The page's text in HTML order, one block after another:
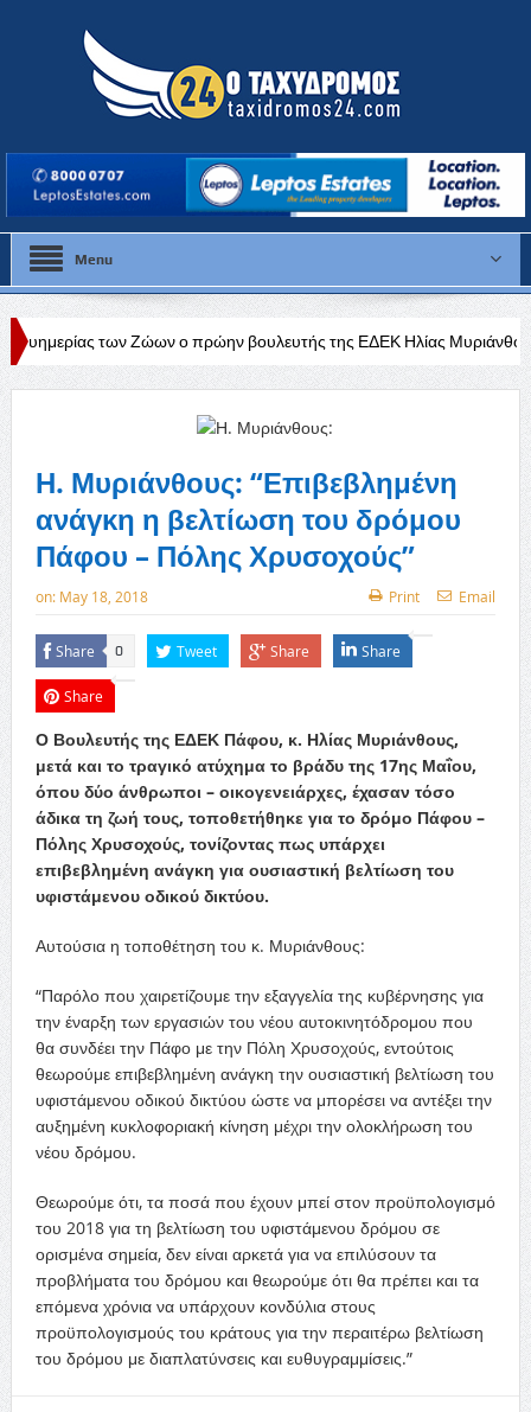
Menu
Ζώων ο πρώην βουλευτής της ΕΔΕΚ Ηλίας Μυριάνθους Θλίψη
Η. Μυριάνθους: “Επιβεβλημένη
ανάγκη η βελτίωση του δρόμου
Πάφου – Πόλης Χρυσοχούς”
on: May 18, 2018 Print Email
Share 0 Tweet Share Share
Share
Ο Βουλευτής της ΕΔΕΚ Πάφου, κ. Ηλίας Μυριάνθους,
μετά και το τραγικό ατύχημα το βράδυ της 17ης Μαΐου,
όπου δύο άνθρωποι – οικογενειάρχες, έχασαν τόσο
άδικα τη ζωή τους, τοποθετήθηκε για το δρόμο Πάφου –
Πόλης Χρυσοχούς, τονίζοντας πως υπάρχει
επιβεβλημένη ανάγκη για ουσιαστική βελτίωση του
υφιστάμενου οδικού δικτύου.
Αυτούσια η τοποθέτηση του κ. Μυριάνθους:
“Παρόλο που χαιρετίζουμε την εξαγγελία της κυβέρνησης για
την έναρξη των εργασιών του νέου αυτοκινητόδρομου που
θα συνδέει την Πάφο με την Πόλη Χρυσοχούς, εντούτοις
θεωρούμε επιβεβλημένη ανάγκη την ουσιαστική βελτίωση του
υφιστάμενου οδικού δικτύου ώστε να μπορέσει να αντέξει την
αυξημένη κυκλοφοριακή κίνηση μέχρι την ολοκλήρωση του
νέου δρόμου.
Θεωρούμε ότι, τα ποσά που έχουν μπεί στον προϋπολογισμό
του 2018 για τη βελτίωση του υφιστάμενου δρόμου σε
ορισμένα σημεία, δεν είναι αρκετά για να επιλύσουν τα
προβλήματα του δρόμου και θεωρούμε ότι θα πρέπει και τα
επόμενα χρόνια να υπάρχουν κονδύλια στους
προϋπολογισμούς του κράτους για την περαιτέρω βελτίωση
του δρόμου με διαπλατύνσεις και ευθυγραμμίσεις.”